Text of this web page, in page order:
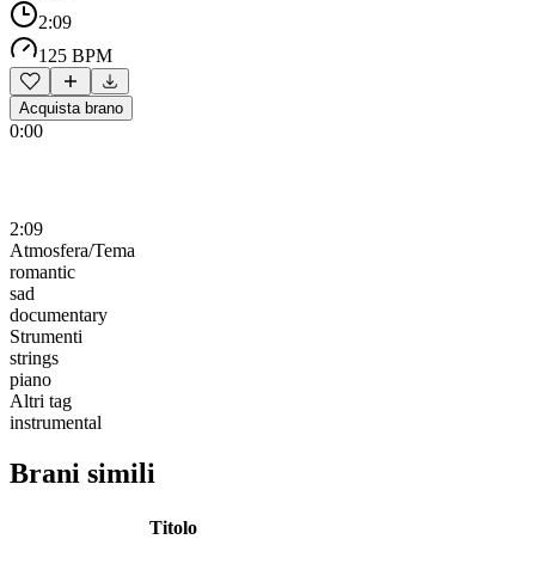
2:09
125 BPM
Acquista brano
0:00
2:09
Atmosfera/Tema
romantic
sad
documentary
Strumenti
strings
piano
Altri tag
instrumental
Brani simili
Titolo